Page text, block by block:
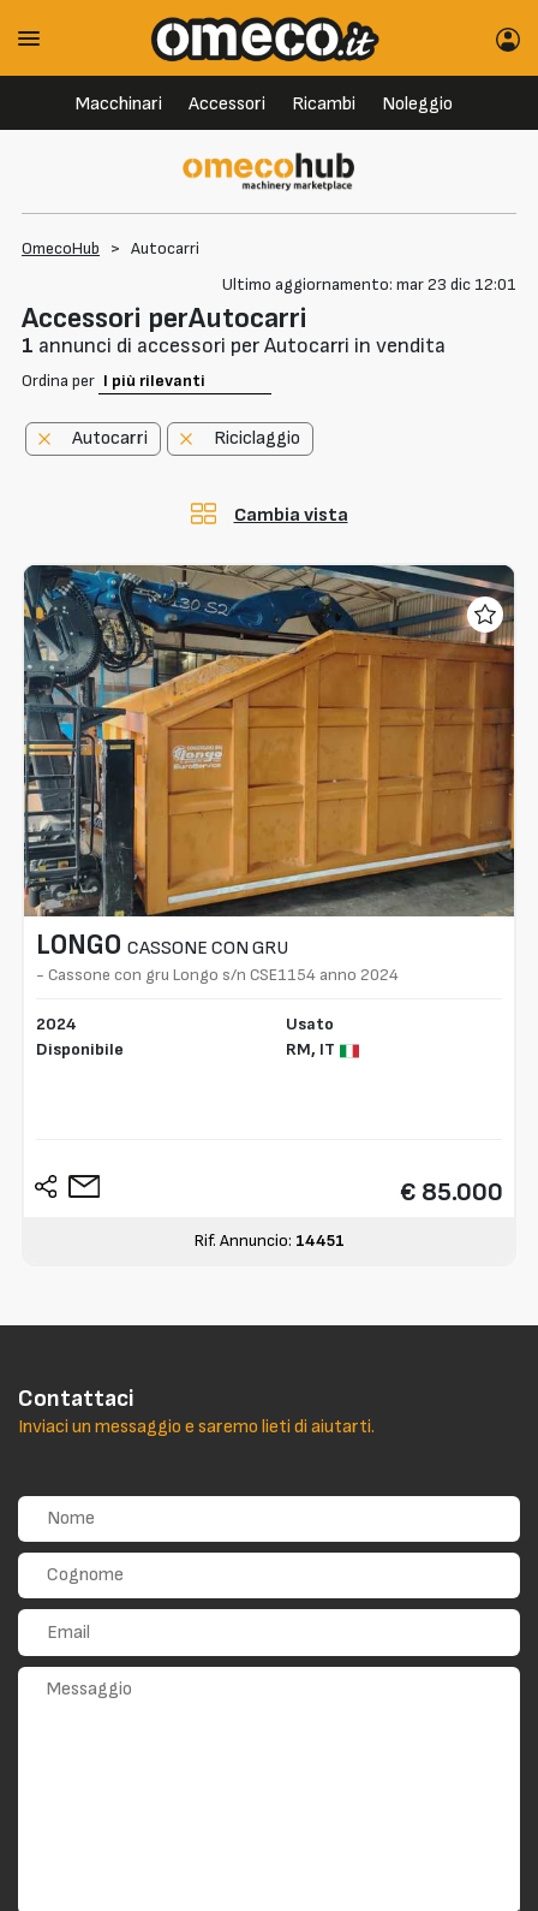
Macchinari Accessori Ricambi Noleggio
OmecoHub > Autocarri
Ultimo aggiornamento: mar 23 dic 12:01
Accessori perAutocarri
1 annunci di accessori per Autocarri in vendita
Ordina per
Autocarri Riciclaggio
Cambia vista
LONGO CASSONE CON GRU
- Cassone con gru Longo s/n CSE1154 anno 2024
2024
Disponibile
Usato
RM, IT
€ 85.000
Rif. Annuncio: 14451
Contattaci
Inviaci un messaggio e saremo lieti di aiutarti.